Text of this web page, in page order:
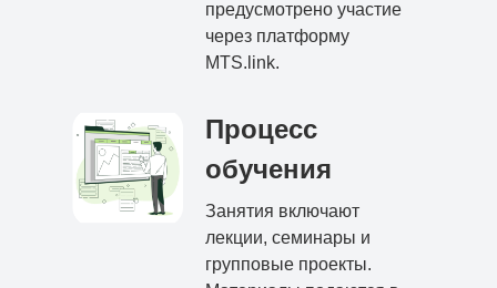
предусмотрено участие
через платформу
MTS.link.
Процесс
обучения
Занятия включают
лекции, семинары и
групповые проекты.